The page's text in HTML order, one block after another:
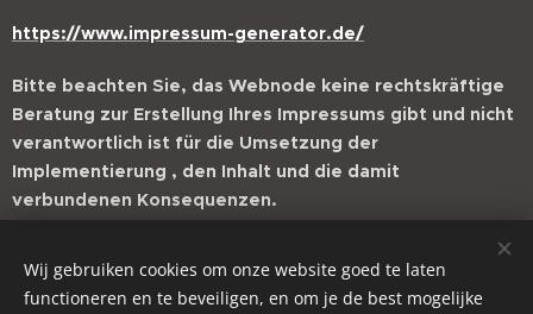
https://www.impressum-generator.de/
Bitte beachten Sie, das Webnode keine rechtskräftige
Beratung zur Erstellung Ihres Impressums gibt und nicht
verantwortlich ist für die Umsetzung der
Implementierung , den Inhalt und die damit
verbundenen Konsequenzen.
Wij gebruiken cookies om onze website goed te laten
functioneren en te beveiligen, en om je de best mogelijke